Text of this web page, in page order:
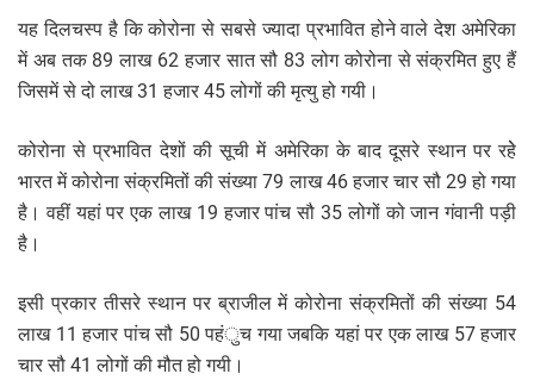
यह दिलचस्प है कि कोरोना से सबसे ज्यादा प्रभावित होने वाले देश अमेरिका
में अब तक 89 लाख 62 हजार सात सौ 83 लोग कोरोना से संक्रमित हुए हैं
जिसमें से दो लाख 31 हजार 45 लोगों की मृत्यु हो गयी।
कोरोना से प्रभावित देशों की सूची में अमेरिका के बाद दूसरे स्थान पर रहेे
भारत में कोरोना संक्रमितों की संख्या 79 लाख 46 हजार चार सौ 29 हो गया
है। वहीं यहां पर एक लाख 19 हजार पांच सौ 35 लोगों को जान गंवानी पड़ी
है।
इसी प्रकार तीसरे स्थान पर ब्राजील में कोरोना संक्रमितों की संख्या 54
लाख 11 हजार पांच सौ 50 पहंुच गया जबकि यहां पर एक लाख 57 हजार
चार सौ 41 लोगों की मौत हो गयी।